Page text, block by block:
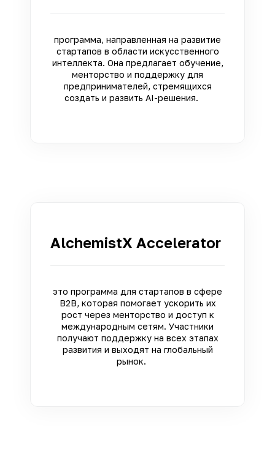
программа, направленная на развитие
стартапов в области искусственного
интеллекта. Она предлагает обучение,
менторство и поддержку для
предпринимателей, стремящихся
создать и развить AI-решения.
AlchemistX Accelerator
это программа для стартапов в сфере
B2B, которая помогает ускорить их
рост через менторство и доступ к
международным сетям. Участники
получают поддержку на всех этапах
развития и выходят на глобальный
рынок.